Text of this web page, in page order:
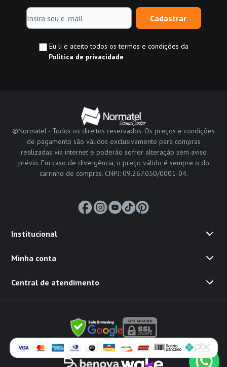
Cadastrar
Eu li e aceito todos os termos e condições da
Política de privacidade
©Normatel - Todos os direitos reservados. Os preços e condições
de pagamento são válidos exclusivamente para compras
realizadas via internet e poderão sofrer alteração sem aviso
prévio. Em caso de divergência, o preço válido é sempre o do
carrinho de compras. CNPJ: 09.267.050/0001-04.
Institucional
Minha conta
Central de atendimento